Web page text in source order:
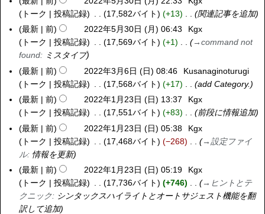
2
トーク
投稿記録 17,582バイト +13
関連記事を追加
最新
前 2022年5月30日 (月) 06:43
Kgx
トーク
投稿記録 17,569バイト +1 →command not
found: ミスタイプ
2
2
最新 前 2022年3月6日 (日) 08:46
Kusanaginoturugi
トーク
投稿記録 17,568バイト +17
add Category.
2
2
最新 前 2022年1月23日 (日) 13:37
Kgx
トーク
投稿記録 17,551バイト +83
前段に情報追加
最新
前 2022年1月23日 (日) 05:38
Kgx
トーク
投稿記録 17,468バイト −268 →設定ファイ
ル: 情報を更新
最新
前 2022年1月23日 (日) 05:19
Kgx
トーク
投稿記録 17,736バイト +746 → ヒントとテ
クニック: シンタックスハイライトとオートサジェスト機能を翻
訳して追加